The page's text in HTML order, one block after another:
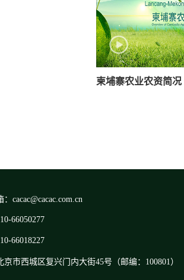
柬埔寨农业农资简况
cacac@cacac.com.cn
66050277
66018227
京市西城区复兴门内大街45号（邮编：100801）